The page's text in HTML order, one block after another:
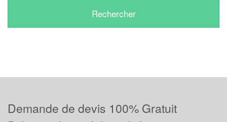
Demande de devis 100% Gratuit